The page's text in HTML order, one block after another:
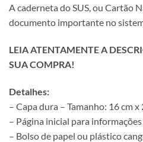
A caderneta do SUS, ou Cartão
documento importante no
LEIA ATENTAMENTE A
SUA COMPRA!
Detalhes:
– Capa dura – Tamanho: 16 cm x
– Página inicial para
– Bolso de papel ou plástico